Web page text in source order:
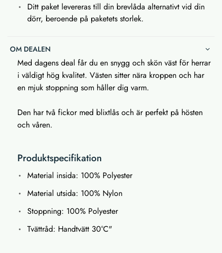
Ditt paket levereras till din brevlåda alternativt vid din
dörr, beroende på paketets storlek.
OM DEALEN
Med dagens deal får du en snygg och skön väst för herrar
i väldigt hög kvalitet. Västen sitter nära kroppen och har
en mjuk stoppning som håller dig varm.
Den har två fickor med blixtlås och är perfekt på hösten
och våren.
Produktspecifikation
Material insida: 100% Polyester
Material utsida: 100% Nylon
Stoppning: 100% Polyester
Tvättråd: Handtvätt 30°C"